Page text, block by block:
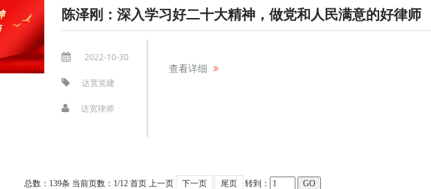
陈泽刚：深入学习好二十大精神，做党和人民满意的好律师
2022-10-30
达宽党建
达宽律师
查看详细
总数：139条 当前页数： 1/12 首页 上一页 下一页 尾页 转到：